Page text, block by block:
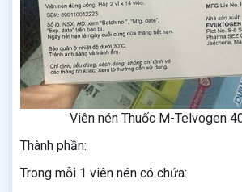
Viên nén Thuốc M-Telvogen
Thành phần:
Trong mỗi 1 viên nén có chứa: